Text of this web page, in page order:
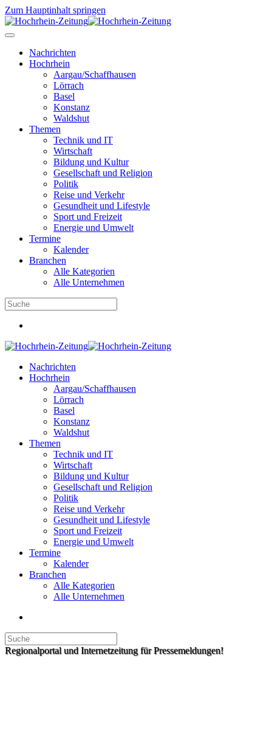
Zum Hauptinhalt springen
Nachrichten
Hochrhein
Aargau/Schaffhausen
Lörrach
Basel
Konstanz
Waldshut
Themen
Technik und IT
Wirtschaft
Bildung und Kultur
Gesellschaft und Religion
Politik
Reise und Verkehr
Gesundheit und Lifestyle
Sport und Freizeit
Energie und Umwelt
Termine
Kalender
Branchen
Alle Kategorien
Alle Unternehmen
Nachrichten
Hochrhein
Aargau/Schaffhausen
Lörrach
Basel
Konstanz
Waldshut
Themen
Technik und IT
Wirtschaft
Bildung und Kultur
Gesellschaft und Religion
Politik
Reise und Verkehr
Gesundheit und Lifestyle
Sport und Freizeit
Energie und Umwelt
Termine
Kalender
Branchen
Alle Kategorien
Alle Unternehmen
Regionalportal und Internetzeitung für Pressemeldungen!